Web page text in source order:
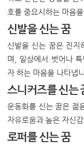
호를 중요시하는 마음
신발을 신는 꿈
신발을 신는 꿈은 진지
며, 일상에서 벗어나
자 하는 마음을 나타냅
스니커즈를 신는
운동화를 신는 꿈은 젊
자유로움과 높은 자신
로퍼를 신는 꿈